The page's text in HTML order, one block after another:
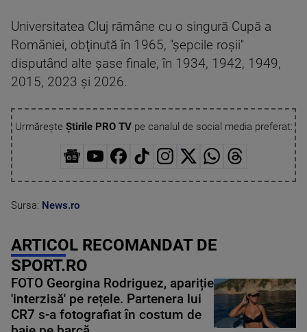
Universitatea Cluj rămâne cu o singură Cupă a
României, obţinută în 1965, ''şepcile roşii''
disputând alte şase finale, în 1934, 1942, 1949,
2015, 2023 şi 2026.
Urmărește Știrile PRO TVpe canalul de social media preferat:
Sursa: News.ro
ARTICOL RECOMANDAT DE
SPORT.RO
FOTO Georgina Rodriguez, apariție
'interzisă' pe rețele. Partenera lui
CR7 s-a fotografiat în costum de